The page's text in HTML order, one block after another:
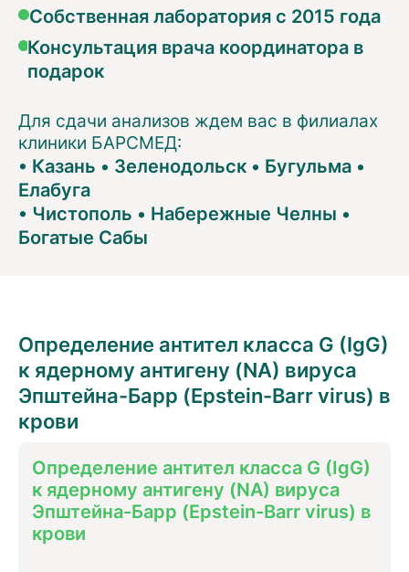
Собственная лаборатория с 2015 года
Консультация врача координатора в
подарок
Для сдачи анализов ждем вас в филиалах
клиники БАРСМЕД:
• Казань • Зеленодольск • Бугульма •
Елабуга
• Чистополь • Набережные Челны •
Богатые Сабы
Определение антител класса G (IgG)
к ядерному антигену (NА) вируса
Эпштейна-Барр (Epstein-Barr virus) в
крови
Определение антител класса G (IgG)
к ядерному антигену (NА) вируса
Эпштейна-Барр (Epstein-Barr virus) в
крови